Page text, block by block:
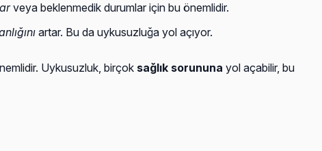
veya beklenmedik durumlar için bu önemlidir.
artar. Bu da uykusuzluğa yol açıyor.
Uykusuzluk, birçok sağlık sorununa yol açabilir, bu